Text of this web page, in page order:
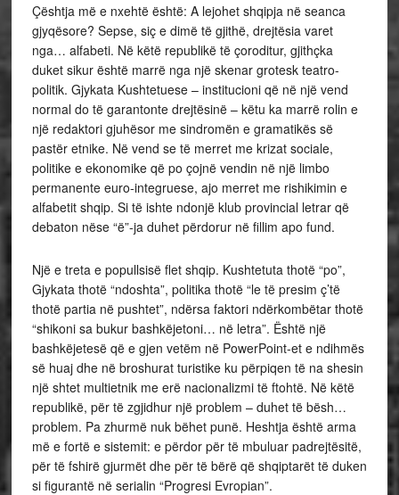
Çështja më e nxehtë është: A lejohet shqipja në seanca
gjyqësore? Sepse, siç e dimë të gjithë, drejtësia varet
nga… alfabeti. Në këtë republikë të çoroditur, gjithçka
duket sikur është marrë nga një skenar grotesk teatro-
politik. Gjykata Kushtetuese – institucioni që në një vend
normal do të garantonte drejtësinë – këtu ka marrë rolin e
një redaktori gjuhësor me sindromën e gramatikës së
pastër etnike. Në vend se të merret me krizat sociale,
politike e ekonomike që po çojnë vendin në një limbo
permanente euro-integruese, ajo merret me rishikimin e
alfabetit shqip. Si të ishte ndonjë klub provincial letrar që
debaton nëse “ë”-ja duhet përdorur në fillim apo fund.
Një e treta e popullsisë flet shqip. Kushtetuta thotë “po”,
Gjykata thotë “ndoshta”, politika thotë “le të presim ç’të
thotë partia në pushtet”, ndërsa faktori ndërkombëtar thotë
“shikoni sa bukur bashkëjetoni… në letra”. Është një
bashkëjetesë që e gjen vetëm në PowerPoint-et e ndihmës
së huaj dhe në broshurat turistike ku përpiqen të na shesin
një shtet multietnik me erë nacionalizmi të ftohtë. Në këtë
republikë, për të zgjidhur një problem – duhet të bësh…
problem. Pa zhurmë nuk bëhet punë. Heshtja është arma
më e fortë e sistemit: e përdor për të mbuluar padrejtësitë,
për të fshirë gjurmët dhe për të bërë që shqiptarët të duken
si figurantë në serialin “Progresi Evropian”.